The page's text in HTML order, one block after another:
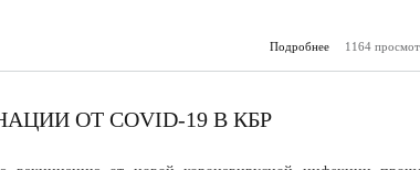
Подробнее
о
1164
ОТ COVID-19 В КБР